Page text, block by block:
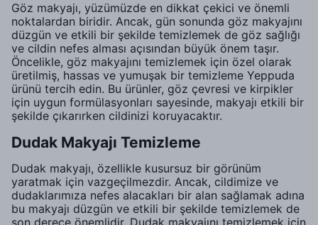
Göz makyajı, yüzümüzde en dikkat çekici ve önemli
noktalardan biridir. Ancak, gün sonunda göz makyajını
düzgün ve etkili bir şekilde temizlemek de göz sağlığı
ve cildin nefes alması açısından büyük önem taşır.
Öncelikle, göz makyajını temizlemek için özel olarak
üretilmiş, hassas ve yumuşak bir temizleme Yeppuda
ürünü tercih edin. Bu ürünler, göz çevresi ve kirpikler
için uygun formülasyonları sayesinde, makyajı etkili bir
şekilde çıkarırken cildinizi koruyacaktır.
Dudak Makyajı Temizleme
Dudak makyajı, özellikle kusursuz bir görünüm
yaratmak için vazgeçilmezdir. Ancak, cildimize ve
dudaklarımıza nefes alacakları bir alan sağlamak adına
bu makyajı düzgün ve etkili bir şekilde temizlemek de
son derece önemlidir. Dudak makyajını temizlemek için